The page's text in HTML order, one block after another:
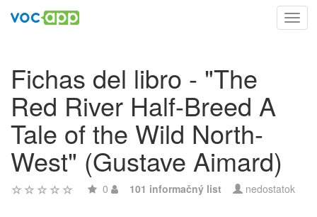
Fichas del libro - "The
Red River Half-Breed A
Tale of the Wild North-
West" (Gustave Aimard)
0 101 informačný list nedostatok